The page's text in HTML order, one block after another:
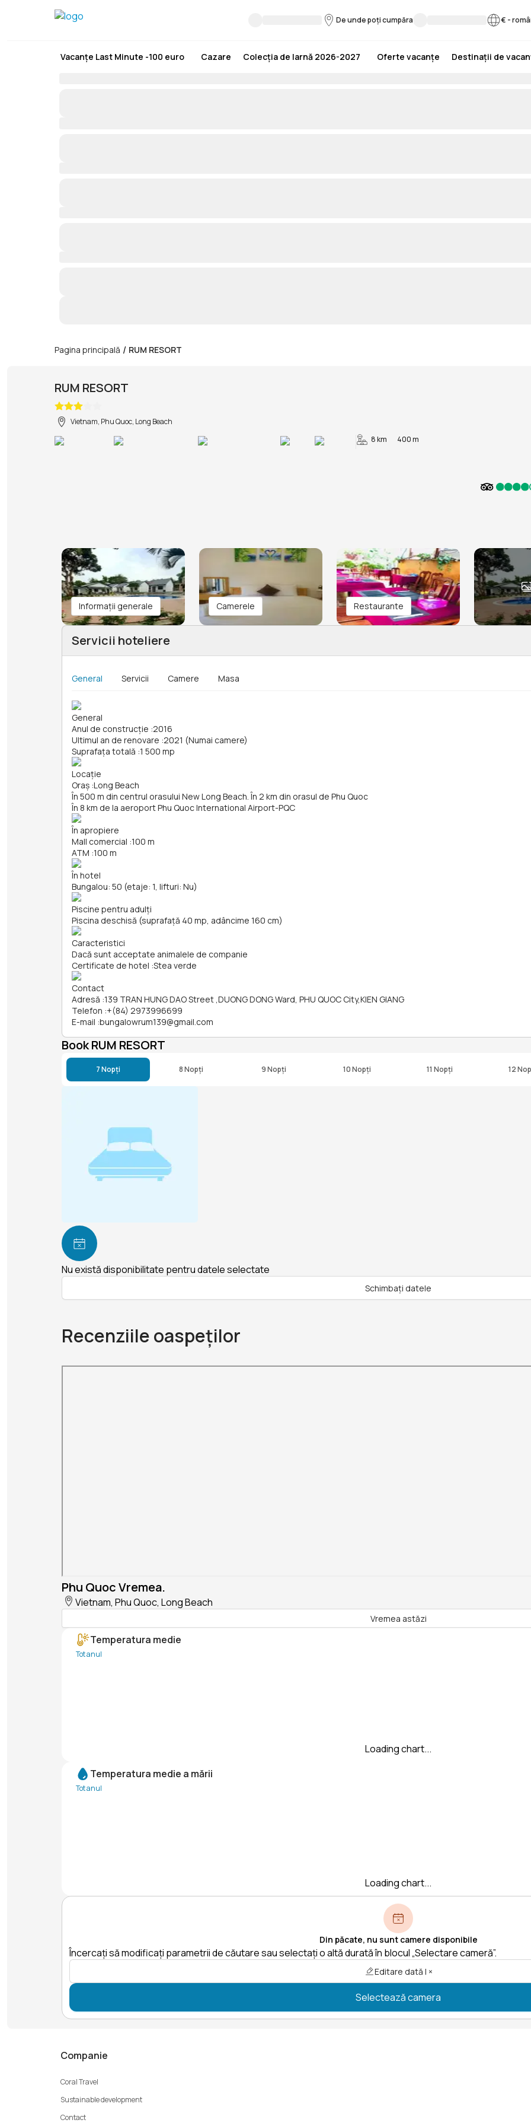
De unde poți cumpăra € -
Vacanțe Last Minute -100 euro Cazare Colecția de Iarnă 2026-2027 Oferte vacanțe Destinații de
Pagina principală / RUM RESORT
RUM RESORT
Vietnam, Phu Quoc, Long Beach
8 km
400 m
Informații generale Camerele Restaurante
Servicii hoteliere
General Servicii Camere Masa
General
Anul de construcție :2016
Ultimul an de renovare :2021 (Numai camere)
Suprafața totală :1 500 mp
Locație
Oraș :Long Beach
În 500 m din centrul orasului New Long Beach. În 2 km din orasul de Phu Quoc
În 8 km de la aeroport Phu Quoc International Airport-PQC
În apropiere
Mall comercial :100 m
ATM :100 m
În hotel
Bungalou: 50 (etaje: 1, lifturi: Nu)
Piscine pentru adulți
Piscina deschisă (suprafață 40 mp, adâncime 160 cm)
Caracteristici
Dacă sunt acceptate animalele de companie
Certificate de hotel :Stea verde
Contact
Adresă :139 TRAN HUNG DAO Street ,DUONG DONG Ward, PHU QUOC City,KIEN GIANG
Telefon :+(84) 2973996699
E-mail :bungalowrum139@gmail.com
Book RUM RESORT
7 Nopți 8 Nopți 9 Nopți 10 Nopți 11 Nopți 12
Nu există disponibilitate pentru datele selectate
Schimbați datele
Recenziile oaspeților
Phu Quoc Vremea.
Vietnam, Phu Quoc, Long Beach
Vremea astăzi
Temperatura medie
Tot anul
Loading chart...
Temperatura medie a mării
Tot anul
Loading chart...
Din păcate, nu sunt camere disponibile
Încercați să modificați parametrii de căutare sau selectați o altă durată în blocul „Selectare cameră”.
Editare dată | ×
Selectează camera
Companie
Coral Travel
Sustainable development
Contact